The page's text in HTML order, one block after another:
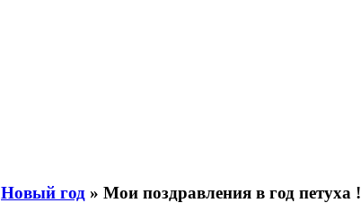
Новый год » Мои поздравления в год петуха !